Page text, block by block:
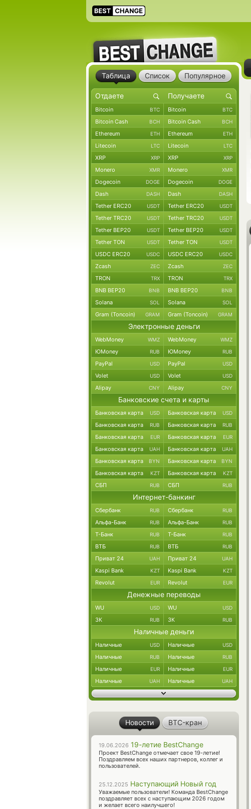
Таблица Список Популярное
Bitcoin BTC Bitcoin BTC
Bitcoin Cash BCH Bitcoin Cash BCH
Ethereum ETH Ethereum ETH
Litecoin LTC Litecoin LTC
XRP XRP XRP XRP
Monero XMR Monero XMR
Dogecoin DOGE Dogecoin DOGE
Dash DASH Dash DASH
Tether ERC20 USDT Tether ERC20 USDT
Tether TRC20 USDT Tether TRC20 USDT
Tether BEP20 USDT Tether BEP20 USDT
Tether TON USDT Tether TON USDT
USDC ERC20 USDC USDC ERC20 USDC
Zcash ZEC Zcash ZEC
TRON TRX TRON TRX
BNB BEP20 BNB BNB BEP20 BNB
Solana SOL Solana SOL
Gram (Toncoin) GRAM Gram (Toncoin) GRAM
Электронные деньги
WebMoney WMZ WebMoney WMZ
ЮMoney RUB ЮMoney RUB
PayPal USD PayPal USD
Volet USD Volet USD
Alipay CNY Alipay CNY
Банковские счета и карты
Банковская карта USD Банковская карта USD
Банковская карта RUB Банковская карта RUB
Банковская карта EUR Банковская карта EUR
Банковская карта UAH Банковская карта UAH
Банковская карта BYN Банковская карта BYN
Банковская карта KZT Банковская карта KZT
СБП RUB СБП RUB
Интернет-банкинг
Сбербанк RUB Сбербанк RUB
Альфа-Банк RUB Альфа-Банк RUB
Т-Банк RUB Т-Банк RUB
ВТБ RUB ВТБ RUB
Приват 24 UAH Приват 24 UAH
Kaspi Bank KZT Kaspi Bank KZT
Revolut EUR Revolut EUR
Денежные переводы
WU USD WU USD
ЗК RUB ЗК RUB
Наличные деньги
Наличные USD Наличные USD
Наличные RUB Наличные RUB
Наличные EUR Наличные EUR
Наличные UAH Наличные UAH
Новости BTC-кран
19.06.2026 19-летие BestChange
Проект BestChange отмечает свое 19-летие!
Поздравляем всех наших партнеров, коллег и
пользователей.
25.12.2025 Наступающий Новый год
Уважаемые пользователи! Команда BestChange
поздравляет всех с наступающим 2026 годом
и желает всего наилучшего!